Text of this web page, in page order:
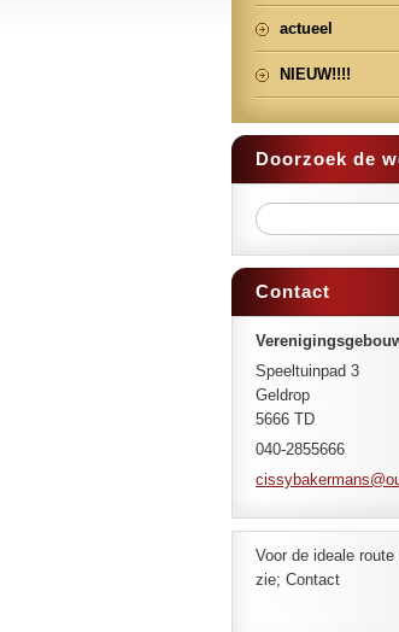
actueel
NIEUW!!!!
Doorzoek de
Contact
Speeltuinpad 3
Geldrop
5666 TD
040-2855666
cissybakermans@o
Voor de ideale
zie; Contact